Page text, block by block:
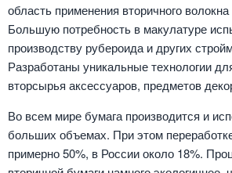
область применения вторичного
Большую потребность в макулатуре
производству рубероида и других
Разработаны уникальные технологии
вторсырья аксессуаров, предметов
Во всем мире бумага производится и
больших объемах. При этом
примерно 50%, в России около 18%.